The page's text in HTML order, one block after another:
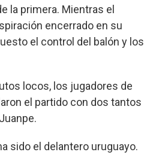
la primera. Mientras el
encerrado en su
el control del balón y los
locos, los jugadores de
el partido con dos tantos
sido el delantero uruguayo.